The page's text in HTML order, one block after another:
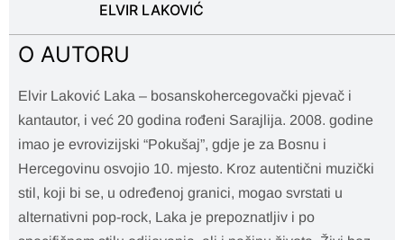
ELVIR LAKOVIĆ
O AUTORU
Elvir Laković Laka – bosanskohercegovački pjevač i
kantautor, i već 20 godina rođeni Sarajlija. 2008. godine
imao je evrovizijski “Pokušaj”, gdje je za Bosnu i
Hercegovinu osvojio 10. mjesto. Kroz autentični muzički
stil, koji bi se, u određenoj granici, mogao svrstati u
alternativni pop-rock, Laka je prepoznatljiv i po